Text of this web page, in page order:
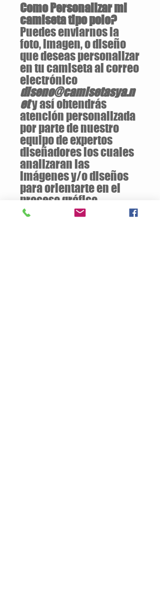
Como Personalizar mi
camiseta tipo polo?
Puedes enviarnos la
foto, imagen, o diseño
que deseas personalizar
en tu camiseta al correo
electrónico
diseno@camisetasya.n
ety así obtendrás
atención personalizada
por parte de nuestro
equipo de expertos
diseñadores los cuales
analizaran las
imágenes y/o diseños
para orientarte en el
proceso gráfico.